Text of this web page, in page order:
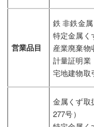
営業品目
鉄 非鉄金
特定金属く
産業廃棄物
計量証明業
宅地建物取
金属くず取
277号）